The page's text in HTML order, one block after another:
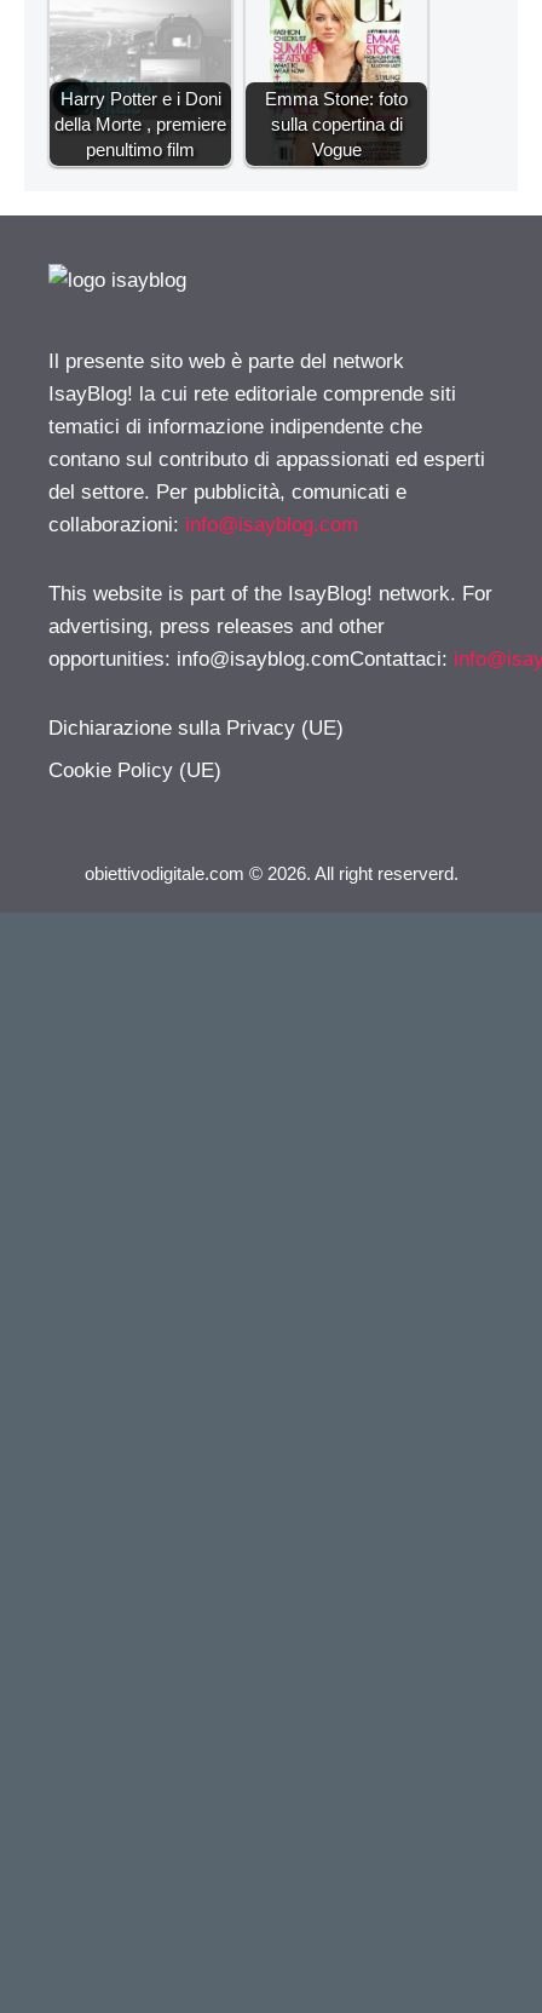
Harry Potter e i Doni
della Morte , premiere
penultimo film
Emma Stone: foto
sulla copertina di
Vogue
Il presente sito web è parte del network
IsayBlog! la cui rete editoriale comprende siti
tematici di informazione indipendente che
contano sul contributo di appassionati ed esperti
del settore. Per pubblicità, comunicati e
collaborazioni: info@isayblog.com
This website is part of the IsayBlog! network. For
advertising, press releases and other
opportunities: info@isayblog.comContattaci:
Dichiarazione sulla Privacy (UE)
Cookie Policy (UE)
obiettivodigitale.com © 2026. All right reserverd.